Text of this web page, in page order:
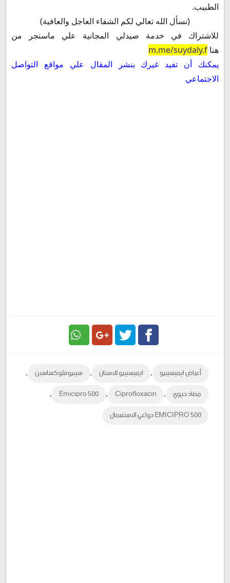
الطبيب.
(نسأل الله تعالي لكم الشفاء العاجل والعافية)
للاشتراك في خدمة صيدلي المجانية علي ماسنجر من
هنا m.me/suydaly.f
يمكنك أن تفيد غيرك بنشر المقال علي مواقع التواصل
الاجتماعي
Plus أعراض ايميسيبرو , ايميسيبرو للاسنان , سيبروفلوكساسين ,
مضاد حيوي ,
Ciprofloxacin
,
Emicipro 500
,
EMICIPRO 500 دواعي الاستعمال